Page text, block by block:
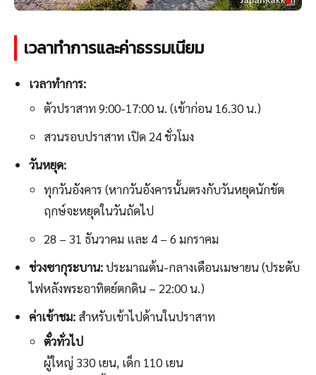
เวลาทำการและค่าธรรมเนียม
เวลาทำการ:
ตัวปราสาท 9:00-17:00 น. (เข้าก่อน 16.30 น.)
สวนรอบปราสาท เปิด 24 ชั่วโมง
วันหยุด:
ทุกวันอังคาร (หากวันอังคารนั้นตรงกับวันหยุดนักขัต
ฤกษ์จะหยุดในวันถัดไป
28 – 31 ธันวาคม และ 4 – 6 มกราคม
ช่วงซากุระบาน:ประมาณต้น-กลางเดือนเมษายน (ประดับ
ไฟหลังพระอาทิตย์ตกดิน – 22:00 น.)
ค่าเข้าชม: สำหรับเข้าไปด้านในปราสาท
ตั๋วทั่วไป
ผู้ใหญ่ 330 เยน, เด็ก 110 เยน